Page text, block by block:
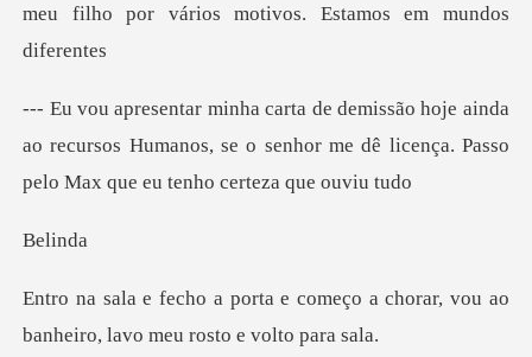
me
ainda
ao recursos Humanos, se o senhor me dê licenç
li
omeço a chorar, vou ao
banheiro,